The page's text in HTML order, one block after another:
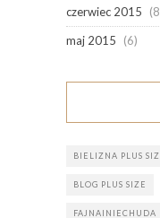
czerwiec 2015
maj 2015
(6)
BIELIZNA PLUS
BLOG PLUS SIZE
FAJNAINIECHUDA